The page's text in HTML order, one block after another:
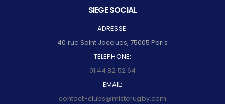
SIEGE SOCIAL
ADRESSE:
40 rue Saint Jacques, 75005 Paris
TELEPHONE:
01 44 82 52 64
EMAIL:
contact-clubs@misterugby.com